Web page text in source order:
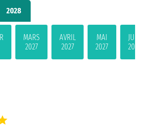
2028
MARS
2027
AVRIL
2027
MAI
2027
JUIN
2027